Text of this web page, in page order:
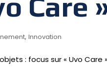
, Innovation